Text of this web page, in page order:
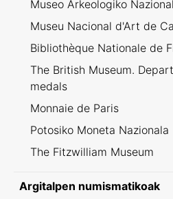
Museo Arkeologiko
Museu Nacional d'Art de
Bibliothèque Nationale de
The British Museum.
medals
Monnaie de Paris
Potosiko Moneta Nazionala
The Fitzwilliam Museum
Argitalpen numismatikoak